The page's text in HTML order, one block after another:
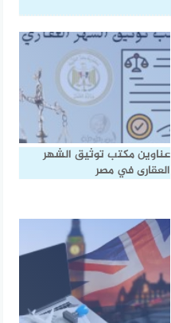
عناوين مكتب توثيق الشهر
العقارى في مصر